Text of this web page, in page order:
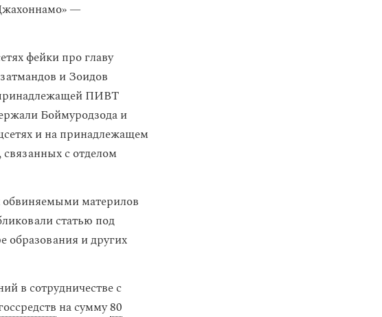
—
фейки про главу
и Зоидов
ПИВТ
Боймуродзода и
и на принадлежащем
с отделом
обвиняемыми материлов
статью под
образования и других
в сотрудничестве с
на сумму80